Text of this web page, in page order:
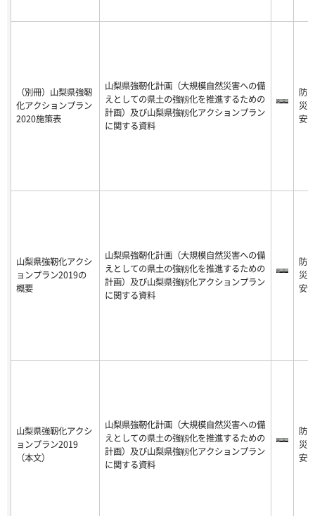
（別冊）山梨県強靭
化アクションプラン
2020施策表
山梨県強靭化計画（大規模自然災害への備
えとしての県土の強靱化を推進するための
計画）及び山梨県強靱化アクションプラン
に関する資料
防
災・
安全
山梨県強靭化アクシ
ョンプラン2019の
概要
山梨県強靭化計画（大規模自然災害への備
えとしての県土の強靱化を推進するための
計画）及び山梨県強靱化アクションプラン
に関する資料
防
災・
安全
山梨県強靭化アクシ
ョンプラン2019
（本文）
山梨県強靭化計画（大規模自然災害への備
えとしての県土の強靱化を推進するための
計画）及び山梨県強靱化アクションプラン
に関する資料
防
災・
安全